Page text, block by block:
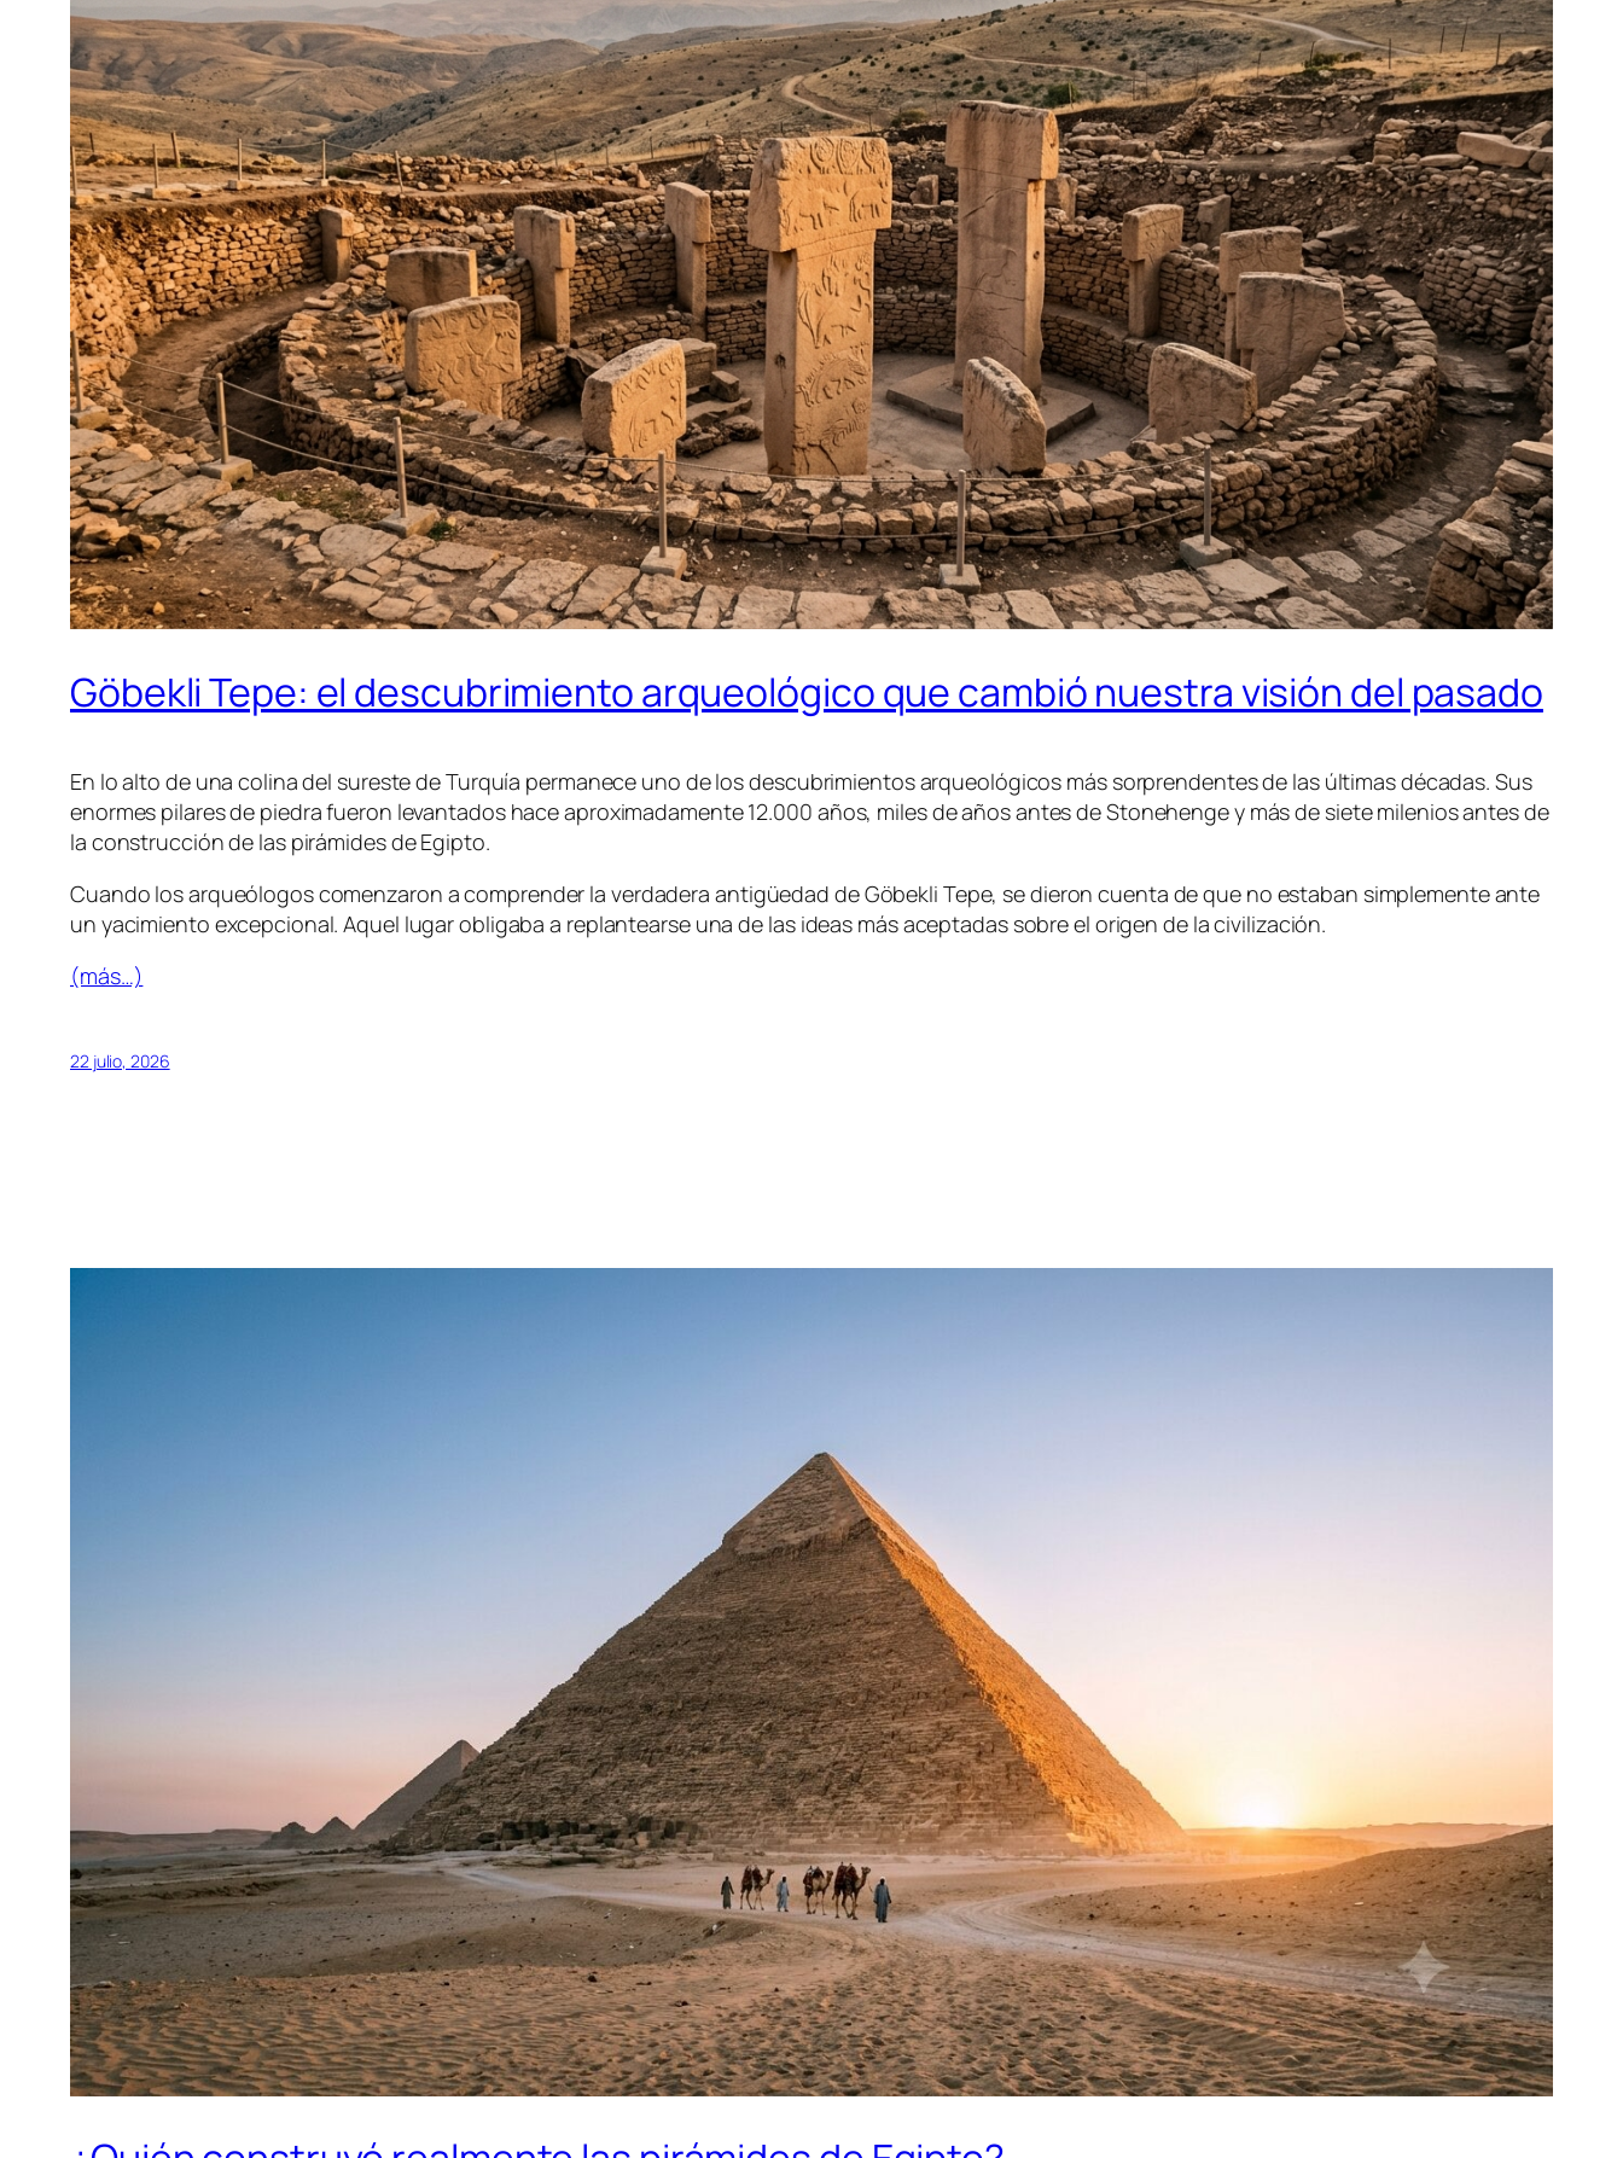
Göbekli Tepe: el descubrimiento arqueológico que cambió nuestra visión del pasado
En lo alto de una colina del sureste de Turquía permanece uno de los descubrimientos arqueológicos más sorprendentes de las últimas décadas. Sus
enormes pilares de piedra fueron levantados hace aproximadamente 12.000 años, miles de años antes de Stonehenge y más de siete milenios antes de
la construcción de las pirámides de Egipto.
Cuando los arqueólogos comenzaron a comprender la verdadera antigüedad de Göbekli Tepe, se dieron cuenta de que no estaban simplemente ante
un yacimiento excepcional. Aquel lugar obligaba a replantearse una de las ideas más aceptadas sobre el origen de la civilización.
(más…)
22 julio, 2026